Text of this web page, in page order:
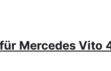
Mercedes Vito